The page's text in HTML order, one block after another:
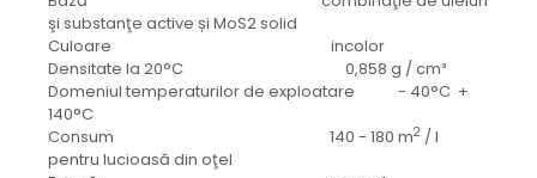
Cilindri hidraulici si burdufe
protectie
Grup electropompa
Bolturi, role si bucsi
MAMMUT LIFT
Mecanice
şi substanţe active și MoS2 solid
Culoare incolor
Densitate la 20°C 0,858 g / cm³
Domeniul temperaturilor de exploatare - 40°C +
140°C
Consum 140 - 180 m2 / l
pentru lucioasă din oţel